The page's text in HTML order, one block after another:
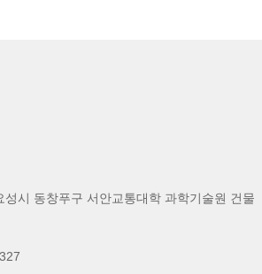
성시 동창푸구 서안교통대학 과학기술원 건물